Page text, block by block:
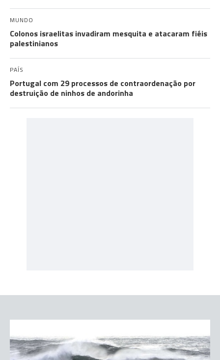
MUNDO
Colonos israelitas invadiram mesquita e atacaram fiéis
palestinianos
PAÍS
Portugal com 29 processos de contraordenação por
destruição de ninhos de andorinha